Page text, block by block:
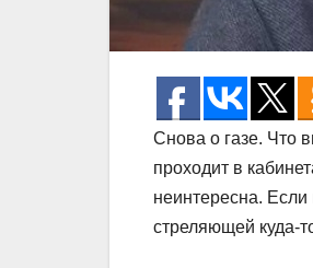
Снова о газе. Что
проходит в
неинтересна.
стреляющей куда-